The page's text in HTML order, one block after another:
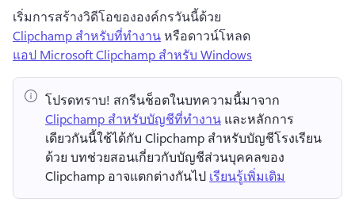
เริ่มการสร้างวิดีโอขององค์กรวันนี้ด้วย
Clipchamp สำหรับที่ทำงาน หรือดาวน์โหลด
แอป Microsoft Clipchamp สำหรับ Windows
โปรดทราบ!
Clipchamp สำหรับบัญชีที่ทำงาน และหลักการ
เดียวกันนี้ใช้ได้กับ Clipchamp สำหรับบัญชีโรงเรียน
ด้วย บทช่วยสอนเกี่ยวกับบัญชีส่วนบุคคลของ
Clipchamp อาจแตกต่างกันไป เรียนรู้เพิ่มเติม